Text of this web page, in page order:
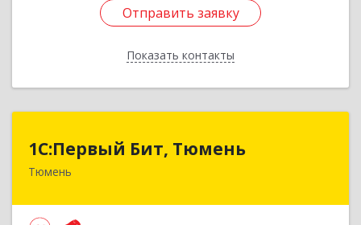
Отправить заявку
Показать контакты
Отправить заявку
Назад
1С:Первый Бит, Тюмень
Тюмень
1С:Первый Бит, Тюмень
625000, Тюменская обл, Тюмень г, Республики